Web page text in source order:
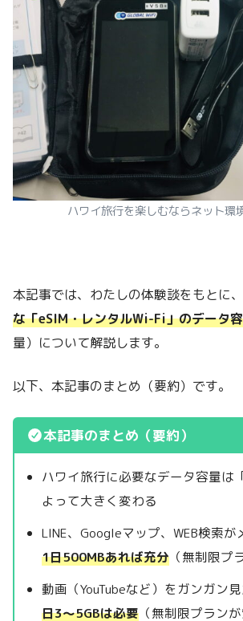
ハワイ旅行を楽しむならネット環
本記事では、わたしの体験談をもとに、
な「eSIM・レンタルWi-Fi」のデータ
量）について解説します。
以下、本記事のまとめ（要約）です。
本記事のまとめ（要約）
ハワイ旅行に必要なデータ容量は
よって大きく変わる
LINE、Googleマップ、WEB検索が
1日500MBあれば充分 （無制限プ
動画（YouTubeなど）をガンガン
日3～5GBは必要 （無制限プランが